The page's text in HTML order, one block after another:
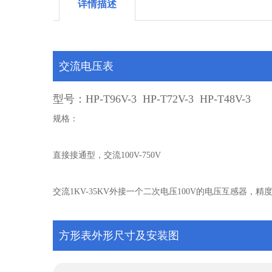
详情描述
交流电压表
型号：HP-T96V-3 HP-T72V-3 HP-T48V-3
规格：
直接接通型 ， 交流100V-750V
交流1KV-35KV外接一个二次电压100V的电压互感器，精
方形表外形尺寸及安装图